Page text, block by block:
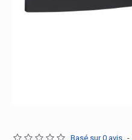
Basé sur 0 avis. -